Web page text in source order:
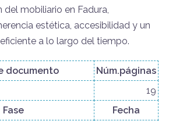
mobiliario en Fadura,
estética, accesibilidad y un
a lo largo del tiempo.
documento
Núm.páginas
19
Fase
Fecha